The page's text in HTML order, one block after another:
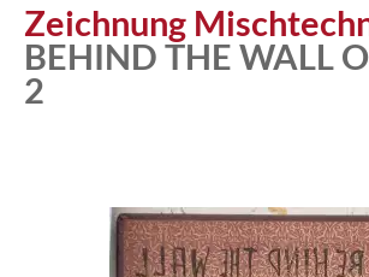
Atelier
Zeichnung
BEHIND THE WALL
2